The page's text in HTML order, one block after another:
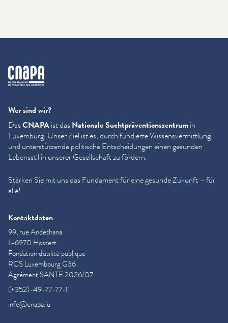
cnapa
Wer sind wir?
DasCNAPAist dasNationale Sucht­präven­tion­szen­trumin
Luxemburg. Unser Ziel ist es, durch fundierte Wis­sensver­mit­tlung
und unter­stützende politische Entschei­dun­gen einen gesunden
Lebensstil in unserer Gesellschaft zu fördern.
Stärken Sie mit uns das Fundament für eine gesunde Zukunft – für
alle!
Kontaktdaten
99, rue Andethana
L-6970 Hostert
Fondation d'utilité publique
RCS Luxembourg G36
Agrément SANTE 2026/07
(+352)-49-77-77-1
info@cnapa.lu